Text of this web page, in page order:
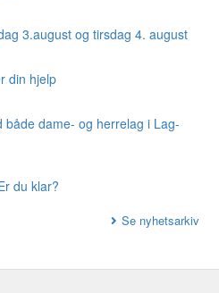
3.august og tirsdag 4. august
din hjelp
både dame- og herrelag i Lag-
du klar?
Se nyhetsarkiv